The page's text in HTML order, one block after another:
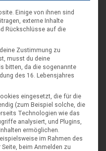
Einige von ihnen sind
externe Inhalte
Rückschlüsse auf die
Zustimmung zu
musst du deine
bitten, da die sogenannte
des 16. Lebensjahres
eingesetzt, die für die
(zum Beispiel solche, die
Technologien wie das
analysiert, und Plugins,
ermöglichen.
im Rahmen des
beim Anmelden zu